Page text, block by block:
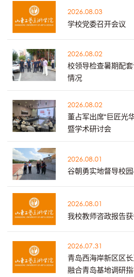
2026.08.03
学校党委召开会议
2026.08.02
校领导检查暑期配
情况
2026.08.02
董占军出席“巨匠光
暨学术研讨会
2026.08.01
谷朝勇实地督导校
2026.08.01
我校教师咨政报告
2026.07.31
青岛西海岸新区区
融合青岛基地调研